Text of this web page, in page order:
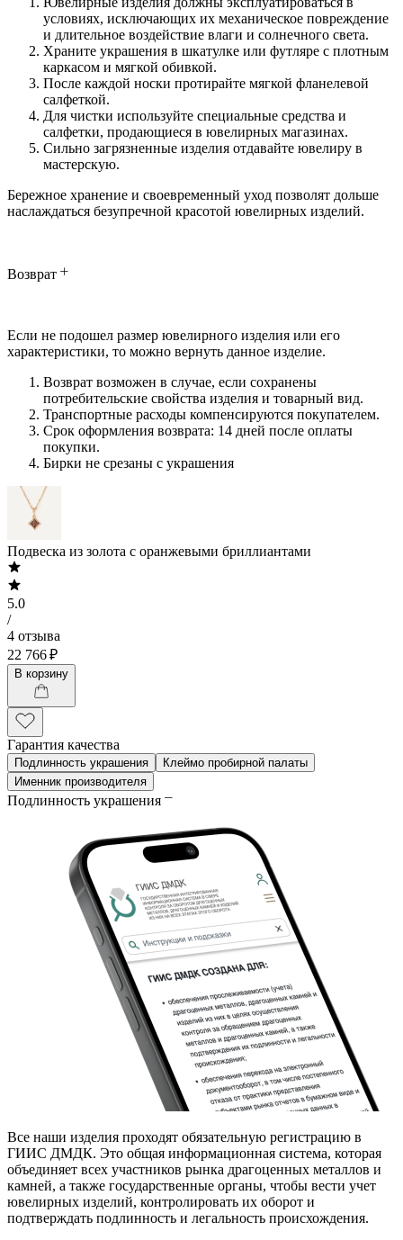
условиях, исключающих их механическое повреждение
и длительное воздействие влаги и солнечного света.
Храните украшения в шкатулке или футляре с плотным
каркасом и мягкой обивкой.
После каждой носки протирайте мягкой фланелевой
салфеткой.
Для чистки используйте специальные средства и
салфетки, продающиеся в ювелирных магазинах.
Сильно загрязненные изделия отдавайте ювелиру в
мастерскую.
Бережное хранение и своевременный уход позволят дольше
наслаждаться безупречной красотой ювелирных изделий.
Возврат
Если не подошел размер ювелирного изделия или его
характеристики, то можно вернуть данное изделие.
Возврат возможен в случае, если сохранены
потребительские свойства изделия и товарный вид.
Транспортные расходы компенсируются покупателем.
Срок оформления возврата: 14 дней после оплаты
покупки.
Бирки не срезаны с украшения
Подвеска из золота с оранжевыми бриллиантами
5.0
/
4 отзыва
22 766 ₽
В корзину
Гарантия качества
Подлинность украшения
Клеймо пробирной палаты
Именник производителя
Подлинность украшения
Все наши изделия проходят обязательную регистрацию в
ГИИС ДМДК. Это общая информационная система, которая
объединяет всех участников рынка драгоценных металлов и
камней, а также государственные органы, чтобы вести учет
ювелирных изделий, контролировать их оборот и
подтверждать подлинность и легальность происхождения.